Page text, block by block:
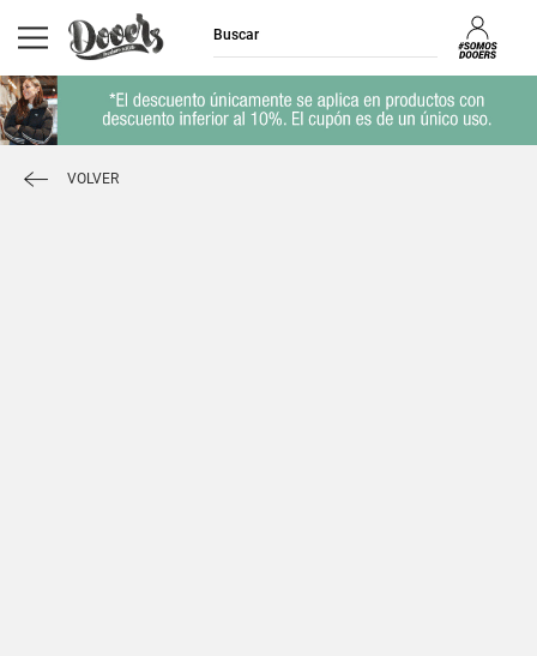
VOLVER